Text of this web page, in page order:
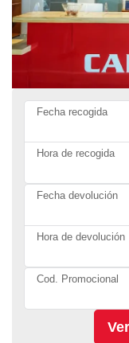
Fecha recogida
Hora de recogida
Fecha devolución
Hora de devolución
Cod. Promocional